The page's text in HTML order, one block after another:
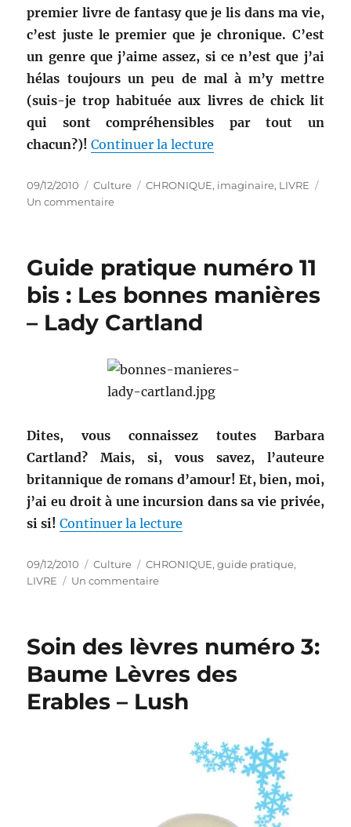
premier livre de fantasy que je lis dans ma vie,
c’est juste le premier que je chronique. C’est
un genre que j’aime assez, si ce n’est que j’ai
hélas toujours un peu de mal à m’y mettre
(suis-je trop habituée aux livres de chick lit
qui sont compréhensibles par tout un
chacun?)! Continuer la lecture
Publié
le
09/12/2010 Catégories
Culture Étiquettes
CHRONIQUE, imaginaire, LIVRE
Un commentairesur
numéro
:
Les
trois
–
May
Norton
Guide pratique numéro 11
bis : Les bonnes manières
– Lady Cartland
Dites, vous connaissez toutes Barbara
Cartland? Mais, si, vous savez, l’auteure
britannique de romans d’amour! Et, bien, moi,
j’ai eu droit à une incursion dans sa vie privée,
si si! Continuer la lecture
Publié
le
09/12/2010 Catégories
Culture Étiquettes
CHRONIQUE,guide pratique,
LIVRE
Un commentairesur
11
:
Les
bonnes
Soin des lèvres numéro 3:
Baume Lèvres des
Erables – Lush